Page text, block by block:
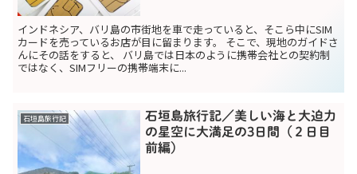
インドネシア、バリ島の市街地を車で走っていると、そこら中にSIM
カードを売っているお店が目に留まります。 そこで、現地のガイドさ
んにその話をすると、 バリ島では日本のように携帯会社との契約制
ではなく、SIMフリーの携帯端末に...
石垣島旅行記
石垣島旅行記／美しい海と大迫力
の星空に大満足の3日間（２日目
前編）